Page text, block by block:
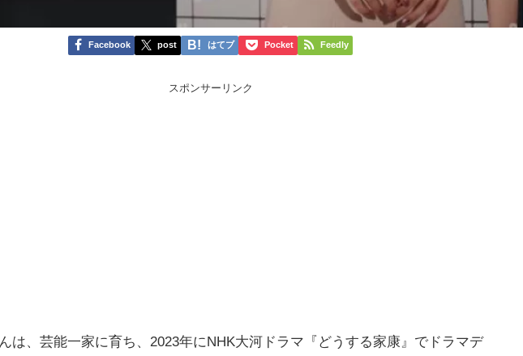
Facebook post はてブ Pocket Feedly
スポンサーリンク
は、芸能一家に育ち、2023年にNHK大河ドラマ『どうする家康』でドラマデ